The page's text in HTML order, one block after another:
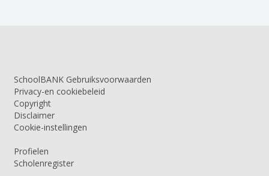
SchoolBANK Gebruiksvoorwaarden
Privacy-en cookiebeleid
Copyright
Disclaimer
Cookie-instellingen
Profielen
Scholenregister